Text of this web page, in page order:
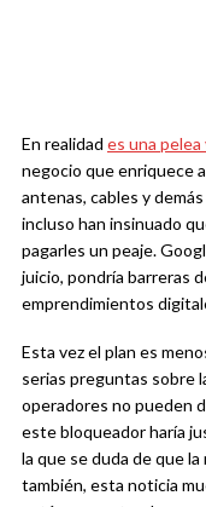
En realidad es una pelea
negocio que enriquece
antenas, cables y
incluso han insinuado
pagarles un peaje.
juicio, pondría barreras
emprendimientos
Esta vez el plan es
serias preguntas sobre
operadores no pueden
este bloqueador haría
la que se duda de que
también, esta noticia